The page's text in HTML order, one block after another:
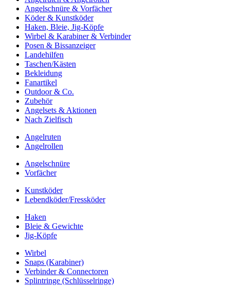
Angelschnüre & Vorfächer
Köder & Kunstköder
Haken, Bleie, Jig-Köpfe
Wirbel & Karabiner & Verbinder
Posen & Bissanzeiger
Landehilfen
Taschen/Kästen
Bekleidung
Fanartikel
Outdoor & Co.
Zubehör
Angelsets & Aktionen
Nach Zielfisch
Angelruten
Angelrollen
Angelschnüre
Vorfächer
Kunstköder
Lebendköder/Fressköder
Haken
Bleie & Gewichte
Jig-Köpfe
Wirbel
Snaps (Karabiner)
Verbinder & Connectoren
Splintringe (Schlüsselringe)